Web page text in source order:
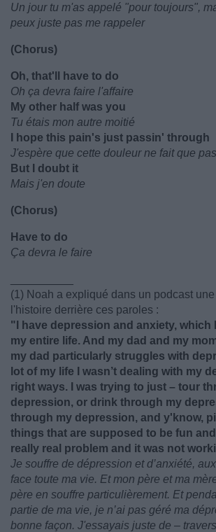
Un jour tu m'as appelé "pour toujours",
peux juste pas me rappeler
(Chorus)
Oh, that'll have to do
Oh ça devra faire l'affaire
My other half was you
Tu étais mon autre moitié
I hope this pain's just passin' through
J'espère que cette douleur ne fait que
But I doubt it
Mais j'en doute
(Chorus)
Have to do
Ça devra le faire
(1) Noah a expliqué dans un podcast
l'histoire derrière ces paroles :
"I have depression and anxiety, which
my entire life. And my dad and my
my dad particularly struggles with
lot of my life I wasn’t dealing with my
right ways. I was trying to just – tour
depression, or drink through my
through my depression, and y'know,
things that are supposed to be fun
really real problem and it was not
Je souffre de dépression et d’anxiété,
face toute ma vie. Et mon père et ma
père en souffre particulièrement. Et
partie de ma vie, je n’ai pas géré ma
bonne façon. J'essayais juste de –